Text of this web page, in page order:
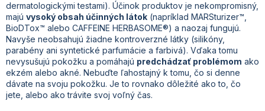
dermatologickými testami). Účinok produktov je nekompromisný,
majú vysoký obsah účinných látok (napríklad MARSturizer™,
BioDTox™ alebo CAFFEINE HERBASOME®) a naozaj fungujú.
Navyše neobsahujú žiadne kontroverzné látky (silikóny,
parabény ani syntetické parfumácie a farbivá). Vďaka tomu
nevysušujú pokožku a pomáhajú predchádzať problémom ako
ekzém alebo akné. Nebuďte ľahostajný k tomu, čo si denne
dávate na svoju pokožku. Je to rovnako dôležité ako to, čo
jete, alebo ako trávite svoj voľný čas.